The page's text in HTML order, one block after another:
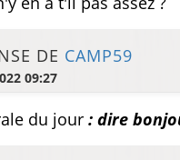
DE CAMP59
09:27
du jour : dire